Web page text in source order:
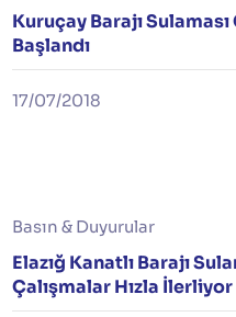
Kuruçay Barajı
Başlandı
17/07/2018
Basın & Duyurular
Elazığ Kanatlı Barajı
Çalışmalar Hızla İlerliyor